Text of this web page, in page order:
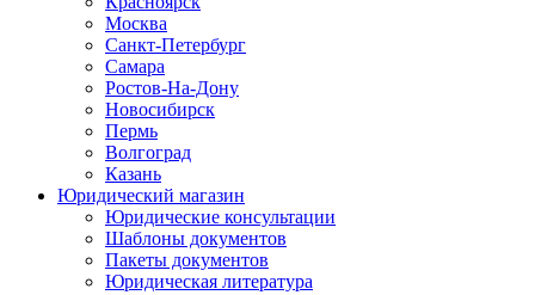
Москва
Санкт-Петербург
Самара
Ростов-На-Дону
Новосибирск
Пермь
Волгоград
Казань
Юридический магазин
Юридические консультации
Шаблоны документов
Пакеты документов
Юридическая литература